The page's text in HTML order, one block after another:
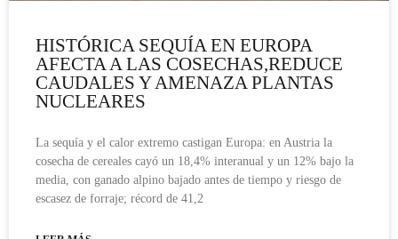
HISTÓRICA SEQUÍA EN EUROPA
AFECTA A LAS COSECHAS,REDUCE
CAUDALES Y AMENAZA PLANTAS
NUCLEARES
La sequía y el calor extremo castigan Europa: en Austria la
cosecha de cereales cayó un 18,4% interanual y un 12% bajo la
media, con ganado alpino bajado antes de tiempo y riesgo de
escasez de forraje; récord de 41,2